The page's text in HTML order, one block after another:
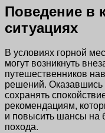
Поведение в
ситуациях
В условиях горной
могут возникнуть
путешественников
решений. Оказавшись
сохранять
рекомендациям,
и повысить шансы на
похода.